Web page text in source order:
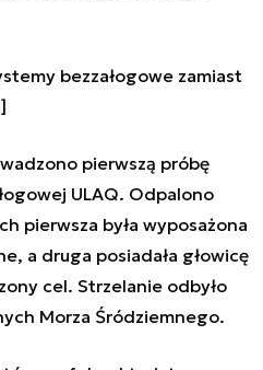
bezzałogowe zamiast
pierwszą próbę
ULAQ. Odpalono
pierwsza była wyposażona
a druga posiadała głowicę
cel. Strzelanie odbyło
Morza Śródziemnego.